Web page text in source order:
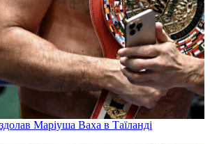
Маріуша Ваха в Таїланді